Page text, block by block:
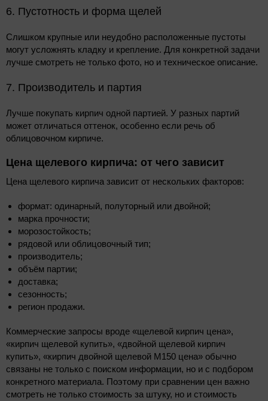
6. Пустотность и форма щелей
Слишком крупные или неудобно расположенные пустоты
могут усложнять кладку и крепление. Для конкретной задачи
лучше смотреть не только фото, но и техническое описание.
7. Производитель и партия
Лучше покупать кирпич одной партией. У разных партий
может отличаться оттенок, особенно если речь об
облицовочном кирпиче.
Цена щелевого кирпича: от чего зависит
Цена щелевого кирпича зависит от нескольких факторов:
формат: одинарный, полуторный или двойной;
марка прочности;
морозостойкость;
рядовой или облицовочный тип;
производитель;
объём партии;
доставка;
сезонность;
регион продажи.
Коммерческие запросы вроде «щелевой кирпич цена»,
«кирпич щелевой купить», «двойной щелевой кирпич
купить», «кирпич двойной щелевой М150 цена» обычно
связаны не только с поиском информации, но и с подбором
конкретного материала. Поэтому при сравнении цен важно
смотреть не только стоимость за штуку, но и стоимость